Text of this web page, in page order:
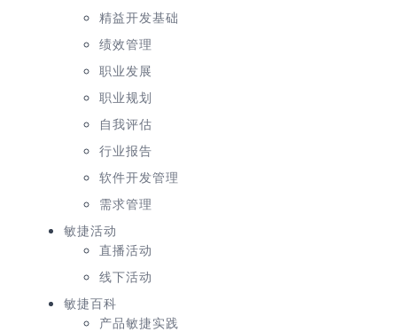
精益开发基础
绩效管理
职业发展
职业规划
自我评估
行业报告
软件开发管理
需求管理
敏捷活动
直播活动
线下活动
敏捷百科
产品敏捷实践